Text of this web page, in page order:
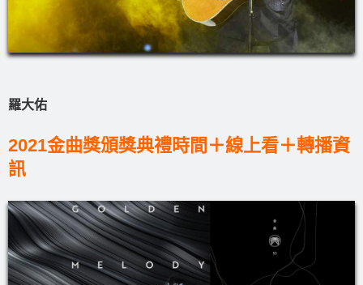
羅大佑
2021金曲獎頒獎典禮時間＋線上看＋轉播資
訊